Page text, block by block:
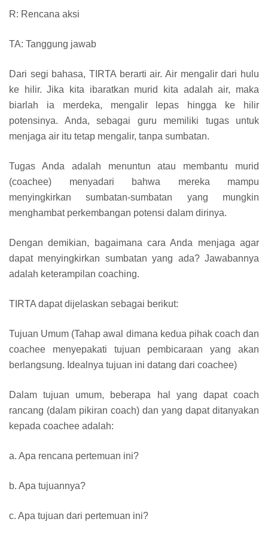
R: Rencana aksi
TA: Tanggung jawab
Dari segi bahasa, TIRTA berarti air. Air mengalir dari hulu
ke hilir. Jika kita ibaratkan murid kita adalah air, maka
biarlah ia merdeka, mengalir lepas hingga ke hilir
potensinya. Anda, sebagai guru memiliki tugas untuk
menjaga air itu tetap mengalir, tanpa sumbatan.
Tugas Anda adalah menuntun atau membantu murid
(coachee) menyadari bahwa mereka mampu
menyingkirkan sumbatan-sumbatan yang mungkin
menghambat perkembangan potensi dalam dirinya.
Dengan demikian, bagaimana cara Anda menjaga agar
dapat menyingkirkan sumbatan yang ada? Jawabannya
adalah keterampilan coaching.
TIRTA dapat dijelaskan sebagai berikut:
Tujuan Umum (Tahap awal dimana kedua pihak coach dan
coachee menyepakati tujuan pembicaraan yang akan
berlangsung. Idealnya tujuan ini datang dari coachee)
Dalam tujuan umum, beberapa hal yang dapat coach
rancang (dalam pikiran coach) dan yang dapat ditanyakan
kepada coachee adalah:
a. Apa rencana pertemuan ini?
b. Apa tujuannya?
c. Apa tujuan dari pertemuan ini?